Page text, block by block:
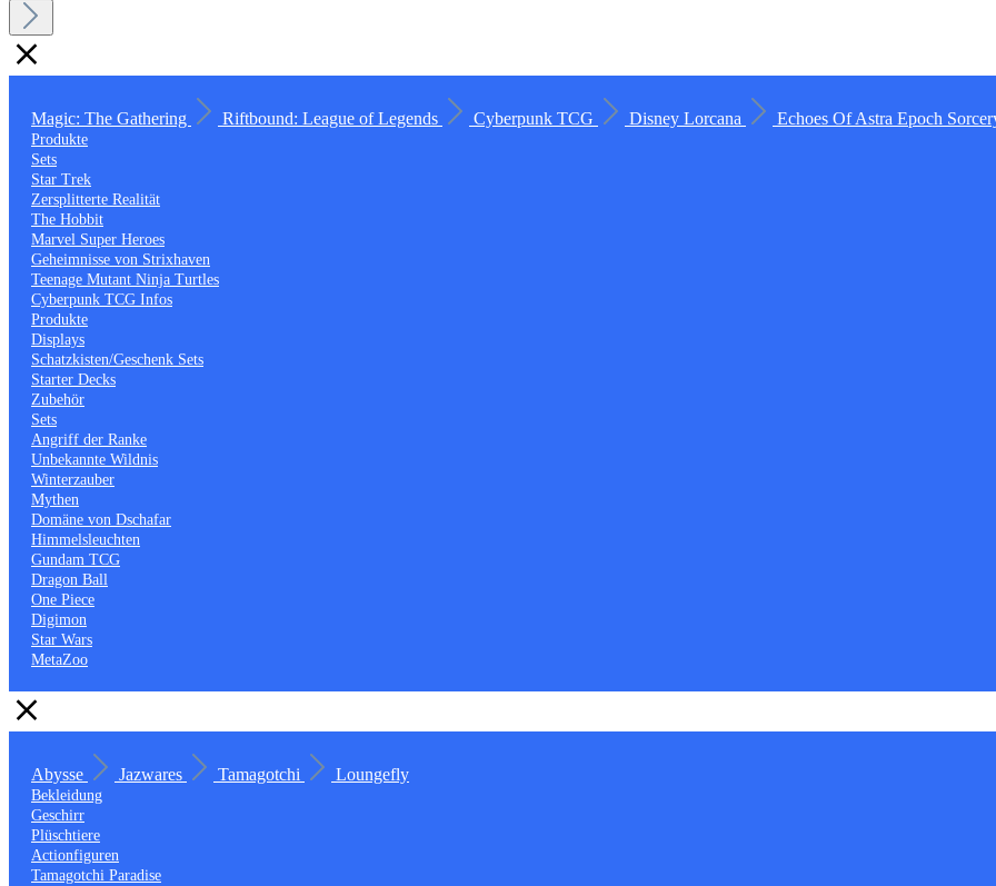
Magic: The Gathering Riftbound: League of Legends Cyberpunk TCG Disney Lorcana Echoes Of Astra Epoch
Produkte
Sets
Star Trek
Zersplitterte Realität
The Hobbit
Marvel Super Heroes
Geheimnisse von Strixhaven
Teenage Mutant Ninja Turtles
Cyberpunk TCG Infos
Produkte
Displays
Schatzkisten/Geschenk Sets
Starter Decks
Zubehör
Sets
Angriff der Ranke
Unbekannte Wildnis
Winterzauber
Mythen
Domäne von Dschafar
Himmelsleuchten
Gundam TCG
Dragon Ball
One Piece
Digimon
Star Wars
MetaZoo
Abysse Jazwares Tamagotchi Loungefly
Bekleidung
Geschirr
Plüschtiere
Actionfiguren
Tamagotchi Paradise